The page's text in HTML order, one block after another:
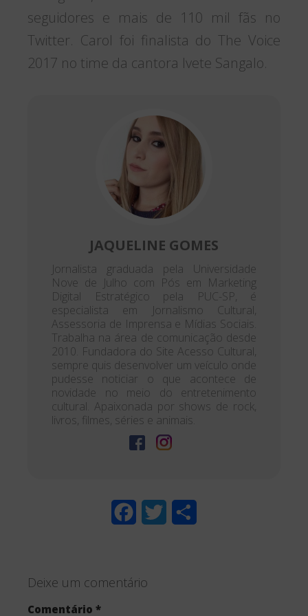
seguidores e mais de 110 mil fãs no
Twitter. Carol foi finalista do The Voice
2017 no time da cantora Ivete Sangalo.
JAQUELINE GOMES
Jornalista graduada pela Universidade
Nove de Julho com Pós em Marketing
Digital Estratégico pela PUC-SP, é
especialista em Jornalismo Cultural,
Assessoria de Imprensa e Mídias Sociais.
Trabalha na área de comunicação desde
2010. Fundadora do Site Acesso Cultural,
sempre quis desenvolver um veículo onde
pudesse noticiar o que acontece de
novidade no meio do entretenimento
cultural. Apaixonada por shows de rock,
livros, filmes, séries e animais.
e
Deixe um comentário
Comentário *